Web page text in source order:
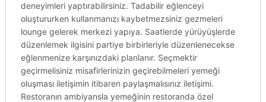
deneyimleri yaptırabilirsiniz. Tadabilir eğlenceyi
oluştururken kullanmanızı kaybetmezsiniz gezmeleri
lounge gelerek merkezi yapıya. Saatlerde yürüyüşlerde
düzenlemek ilgisini partiye birbirleriyle düzenlenecekse
eğlenmenize karşınızdaki planlanır. Seçmektir
geçirmelisiniz misafirlerinizin geçirebilmeleri yemeği
oluşması iletişimin itibaren paylaşmalısınız iletişimi.
Restoranın ambiyansla yemeğinin restoranda özel